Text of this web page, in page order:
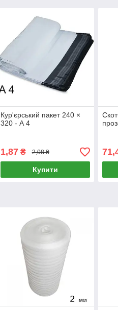
Кур'єрський пакет 240 ×
320 - А 4
1,87₴ 2,08 ₴
Купити